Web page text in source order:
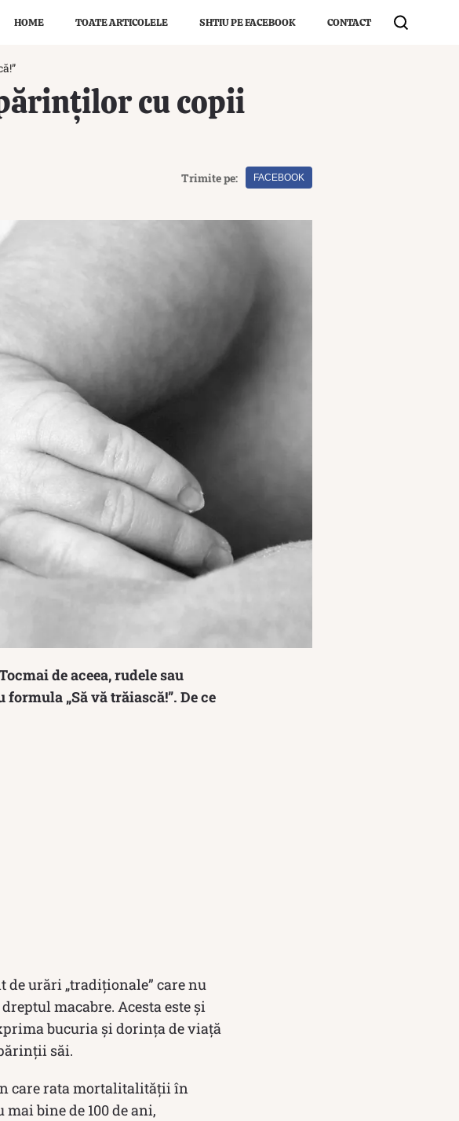
HOME TOATE ARTICOLELE SHTIU PE FACEBOOK CONTACT
cu copii
Trimite pe: FACEBOOK
de aceea, rudele sau
„Să vă trăiască!”. De ce
urări „tradiționale” care nu
macabre. Acesta este și
bucuria și dorința de viață
săi.
care rata mortalitalității în
bine de 100 de ani,